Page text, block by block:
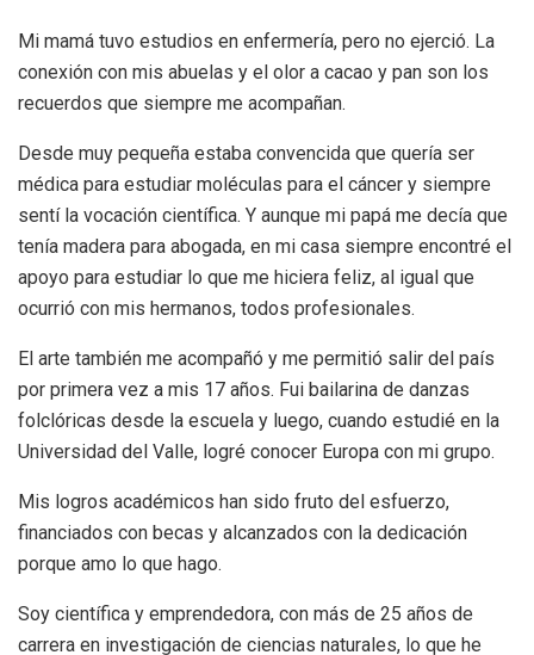
Mi mamá tuvo estudios en enfermería, pero no ejerció. La
conexión con mis abuelas y el olor a cacao y pan son los
recuerdos que siempre me acompañan.
Desde muy pequeña estaba convencida que quería ser
médica para estudiar moléculas para el cáncer y siempre
sentí la vocación científica. Y aunque mi papá me decía que
tenía madera para abogada, en mi casa siempre encontré el
apoyo para estudiar lo que me hiciera feliz, al igual que
ocurrió con mis hermanos, todos profesionales.
El arte también me acompañó y me permitió salir del país
por primera vez a mis 17 años. Fui bailarina de danzas
folclóricas desde la escuela y luego, cuando estudié en la
Universidad del Valle, logré conocer Europa con mi grupo.
Mis logros académicos han sido fruto del esfuerzo,
financiados con becas y alcanzados con la dedicación
porque amo lo que hago.
Soy científica y emprendedora, con más de 25 años de
carrera en investigación de ciencias naturales, lo que he